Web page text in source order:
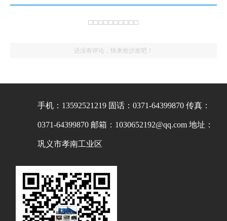
还没有评论，快来抢沙发吧！
手机：13592521219 固话：0371-64399870 传真：
0371-64399870 邮箱：1030652192@qq.com 地址：
巩义市孝南工业区